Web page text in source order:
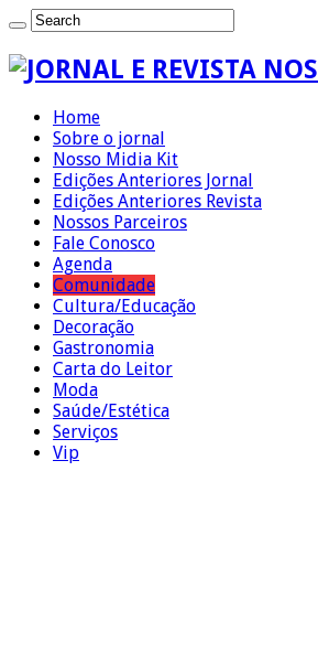
Home
Sobre o jornal
Nosso Midia Kit
Edições Anteriores Jornal
Edições Anteriores Revista
Nossos Parceiros
Fale Conosco
Agenda
Comunidade
Cultura/Educação
Decoração
Gastronomia
Carta do Leitor
Moda
Saúde/Estética
Serviços
Vip